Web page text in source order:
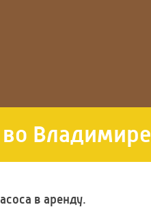
во Владимире
в аренду.